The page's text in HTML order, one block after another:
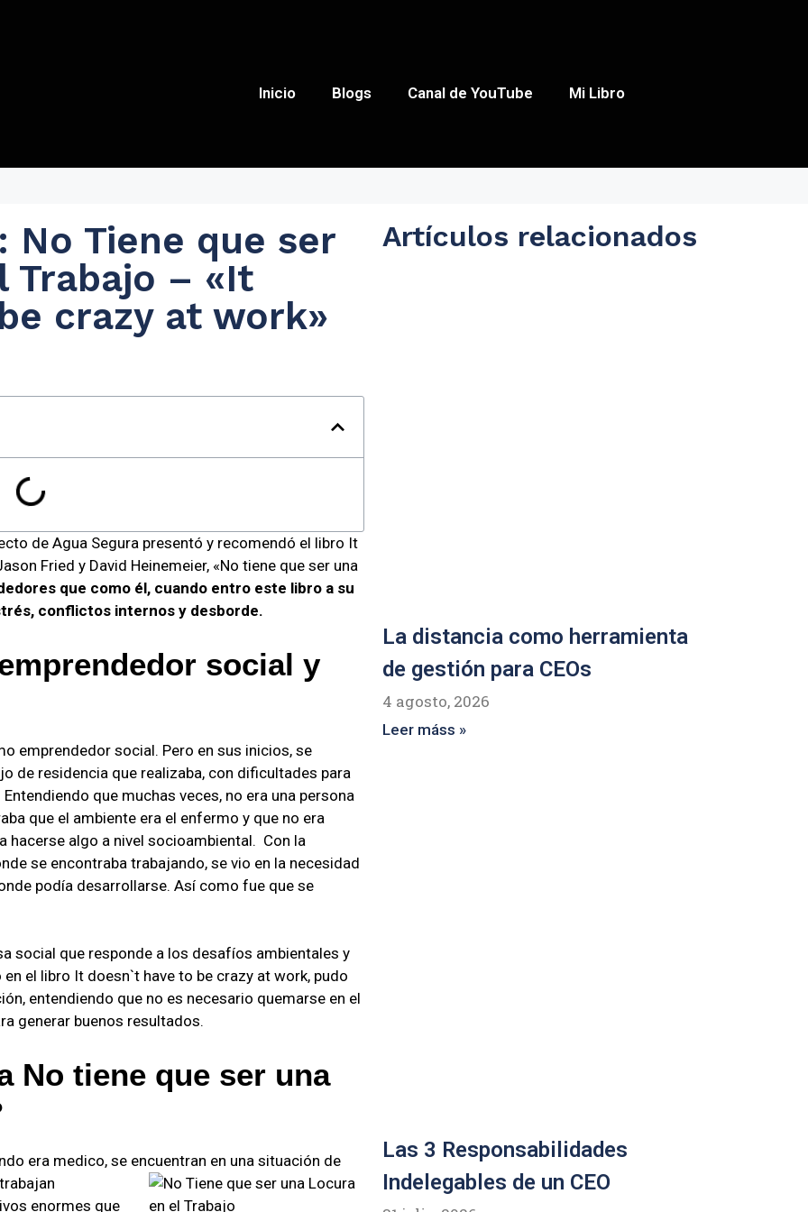
Inicio Blogs Canal de YouTube Mi Libro
No Tiene que ser
Trabajo – «It
crazy at work»
de Agua Segura presentó y recomendó el libro It
Fried y David Heinemeier, «No tiene que ser una
que como él, cuando entro este libro a su
conflictos internos y desborde.
social y
emprendedor social. Pero en sus inicios, se
de residencia que realizaba, con dificultades para
que muchas veces, no era una persona
que el ambiente era el enfermo y que no era
hacerse algo a nivel socioambiental. Con la
se encontraba trabajando, se vio en la necesidad
podía desarrollarse. Así como fue que se
social que responde a los desafíos ambientales y
el libro It doesn`t have to be crazy at work, pudo
entendiendo que no es necesario quemarse en el
generar buenos resultados.
No tiene que ser una
era medico, se encuentran en una situación de
enormes que
Artículos relacionados
La distancia como herramienta
de gestión para CEOs
4 agosto, 2026
Leer máss »
Las 3 Responsabilidades
Indelegables de un CEO